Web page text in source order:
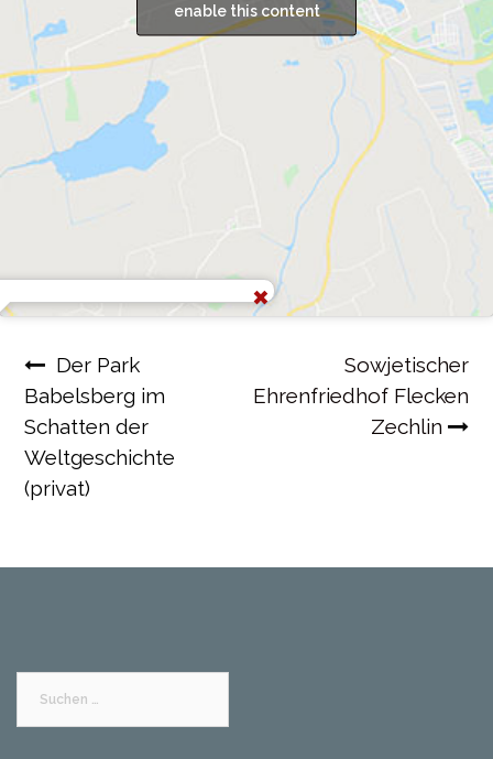
enable this content
Beitragsnavigation
Der Park
Babelsberg im
Schatten der
Weltgeschichte
(privat)
Sowjetischer
Ehrenfriedhof Flecken
Zechlin